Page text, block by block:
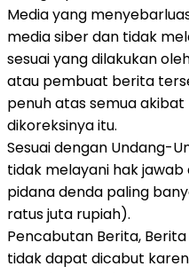
Media yang
media siber dan tidak
sesuai yang dilakukan
atau pembuat berita
penuh atas semua
dikoreksinya itu.
Sesuai dengan Undang-
tidak melayani hak
pidana denda paling
ratus juta rupiah).
Pencabutan Berita,
tidak dapat dicabut